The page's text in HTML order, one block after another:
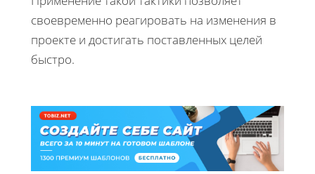
своевременно реагировать на изменения в
проекте и достигать поставленных целей
быстро.